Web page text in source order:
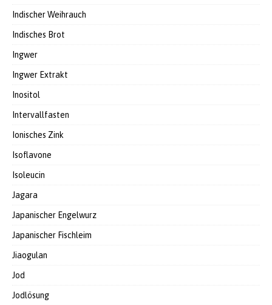
Indischer Weihrauch
Indisches Brot
Ingwer
Ingwer Extrakt
Inositol
Intervallfasten
Ionisches Zink
Isoflavone
Isoleucin
Jagara
Japanischer Engelwurz
Japanischer Fischleim
Jiaogulan
Jod
Jodlösung